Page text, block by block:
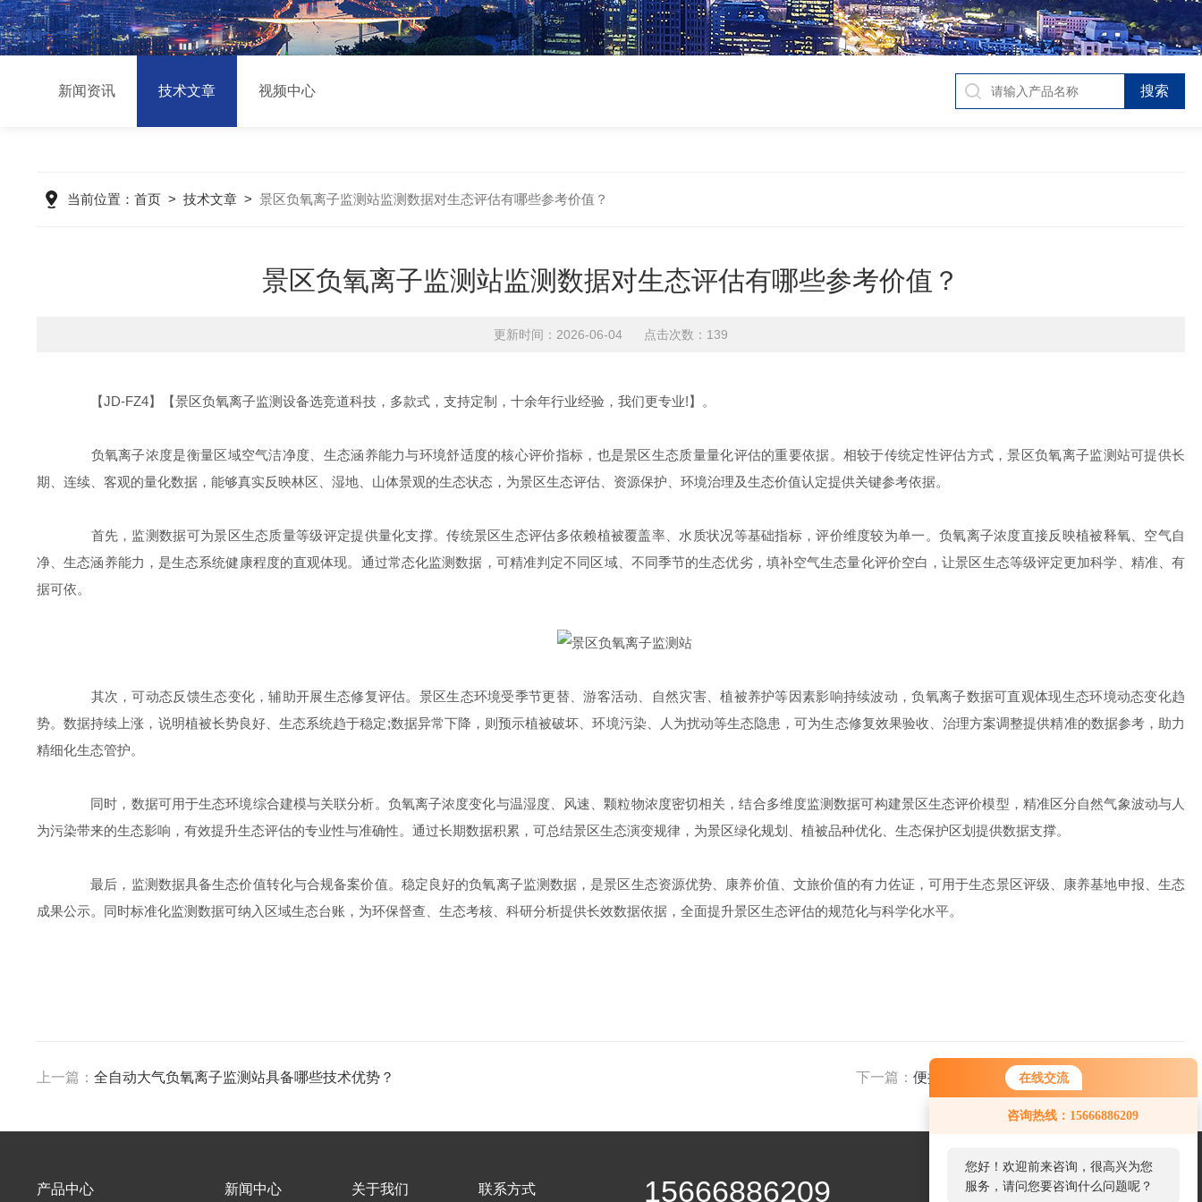
在线交流
咨询热线：15666886209
您好！欢迎前来咨询，很高兴为您
服务，请问您要咨询什么问题呢？
新闻资讯 技术文章 视频中心
当前位置： 首页> 技术文章> 景区负氧离子监测站监测数据对生态评估有哪些参考价值？
景区负氧离子监测站监测数据对生态评估有哪些参考价值？
更新时间：2026-06-04 点击次数：139
【JD-FZ4】【景区负氧离子监测设备选竞道科技，多款式，支持定制，十余年行业经验，我们更专业!】。
负氧离子浓度是衡量区域空气洁净度、生态涵养能力与环境舒适度的核心评价指标，也是景区生态质量量化评估的重要依据。相较于传统定性评估方式，景区负氧离子监测站可提供长
期、连续、客观的量化数据，能够真实反映林区、湿地、山体景观的生态状态，为景区生态评估、资源保护、环境治理及生态价值认定提供关键参考依据。
首先，监测数据可为景区生态质量等级评定提供量化支撑。传统景区生态评估多依赖植被覆盖率、水质状况等基础指标，评价维度较为单一。负氧离子浓度直接反映植被释氧、空气自
净、生态涵养能力，是生态系统健康程度的直观体现。通过常态化监测数据，可精准判定不同区域、不同季节的生态优劣，填补空气生态量化评价空白，让景区生态等级评定更加科学、精准、有
据可依。
其次，可动态反馈生态变化，辅助开展生态修复评估。景区生态环境受季节更替、游客活动、自然灾害、植被养护等因素影响持续波动，负氧离子数据可直观体现生态环境动态变化趋
势。数据持续上涨，说明植被长势良好、生态系统趋于稳定;数据异常下降，则预示植被破坏、环境污染、人为扰动等生态隐患，可为生态修复效果验收、治理方案调整提供精准的数据参考，助力
精细化生态管护。
同时，数据可用于生态环境综合建模与关联分析。负氧离子浓度变化与温湿度、风速、颗粒物浓度密切相关，结合多维度监测数据可构建景区生态评价模型，精准区分自然气象波动与人
为污染带来的生态影响，有效提升生态评估的专业性与准确性。通过长期数据积累，可总结景区生态演变规律，为景区绿化规划、植被品种优化、生态保护区划提供数据支撑。
最后，监测数据具备生态价值转化与合规备案价值。稳定良好的负氧离子监测数据，是景区生态资源优势、康养价值、文旅价值的有力佐证，可用于生态景区评级、康养基地申报、生态
成果公示。同时标准化监测数据可纳入区域生态台账，为环保督查、生态考核、科研分析提供长效数据依据，全面提升景区生态评估的规范化与科学化水平。
上一篇： 全自动大气负氧离子监测站具备哪些技术优势？ 下一篇：便携式超声波气象站监测参数调试实操指南
产品中心 新闻中心 关于我们 联系方式 15666886209